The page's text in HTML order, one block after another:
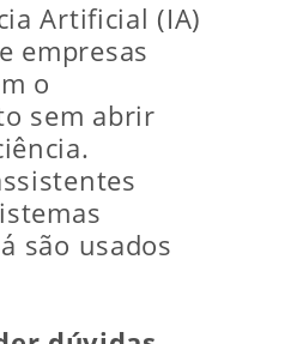
Artificial (IA)
empresas
o
sem abrir
são usados